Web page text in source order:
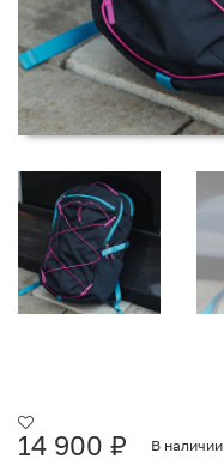
14 900 ₽ В наличии